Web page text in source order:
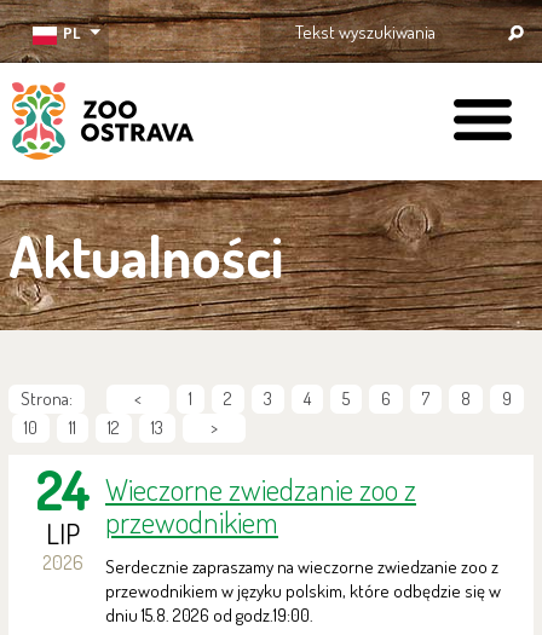
PL
ZOO Ostrava
Aktualności
Strona: < 1 2 3 4 5 6 7 8
9
10
11 12 13 >
24
LIP
2026
Wieczorne zwiedzanie zoo z
przewodnikiem
Serdecznie zapraszamy na wieczorne zwiedzanie zoo z
przewodnikiem w języku polskim, które odbędzie się w
dniu 15.8. 2026 od godz.19:00.